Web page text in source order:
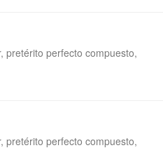
pretérito perfecto compuesto,
pretérito perfecto compuesto,